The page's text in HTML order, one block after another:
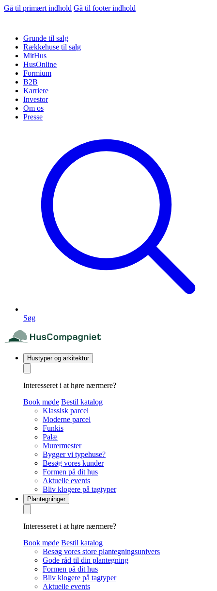
Gå til primært indhold Gå til footer indhold
Grunde til salg
Rækkehuse til salg
MitHus
HusOnline
Formium
B2B
Karriere
Investor
Om os
Presse
Søg
Hustyper og arkitektur
Interesseret i at høre nærmere?
Book møde Bestil katalog
Klassisk parcel
Moderne parcel
Funkis
Palæ
Murermester
Bygger vi typehuse?
Besøg vores kunder
Formen på dit hus
Aktuelle events
Bliv klogere på tagtyper
Plantegninger
Interesseret i at høre nærmere?
Book møde Bestil katalog
Besøg vores store plantegningsunivers
Gode råd til din plantegning
Formen på dit hus
Bliv klogere på tagtyper
Aktuelle events